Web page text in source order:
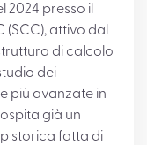
2024 presso il
attivo dal
di calcolo
dei
più avanzate in
già un
storica fatta di